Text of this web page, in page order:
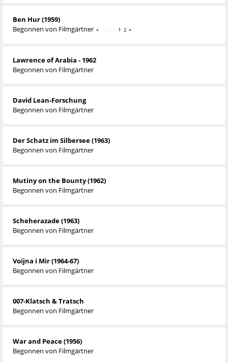
Ben Hur (1959)
Begonnen von Filmgärtner Seiten 1 2
Lawrence of Arabia - 1962
Begonnen von Filmgärtner
David Lean-Forschung
Begonnen von Filmgärtner
Der Schatz im Silbersee (1963)
Begonnen von Filmgärtner
Mutiny on the Bounty (1962)
Begonnen von Filmgärtner
Scheherazade (1963)
Begonnen von Filmgärtner
Voijna i Mir (1964-67)
Begonnen von Filmgärtner
007-Klatsch & Tratsch
Begonnen von Filmgärtner
War and Peace (1956)
Begonnen von Filmgärtner